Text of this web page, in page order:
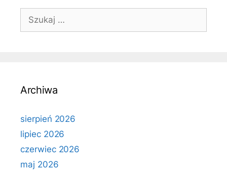
Szukaj:
Archiwa
sierpień 2026
lipiec 2026
czerwiec 2026
maj 2026